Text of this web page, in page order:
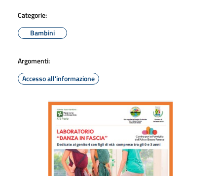
Categorie:
Bambini
Argomenti:
Accesso all'informazione